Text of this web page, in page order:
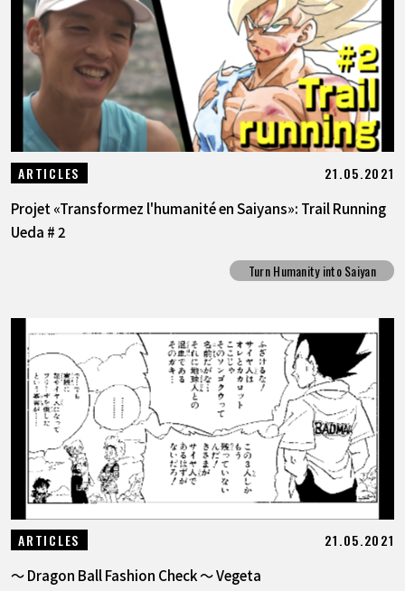
ARTICLES 21.05.2021
Projet «Transformez l'humanité en Saiyans»: Trail Running
Ueda # 2
Turn Humanity into Saiyan
ARTICLES 21.05.2021
～ Dragon Ball Fashion Check ～ Vegeta